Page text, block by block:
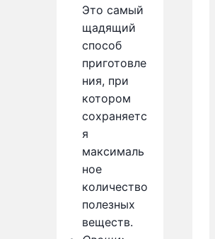
Это самый
щадящий
способ
приготовле
ния, при
котором
сохраняетс
я
максималь
ное
количество
полезных
веществ.